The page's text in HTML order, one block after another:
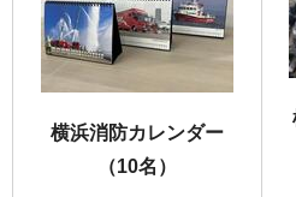
横浜消防カレンダー
（10名）